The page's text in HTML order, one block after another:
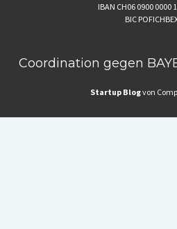
IBAN CH06 0900 0000
BIC
Coordination gegen
Startup Blogvon